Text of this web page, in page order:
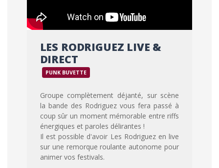
LES RODRIGUEZ LIVE &
DIRECT
PUNK BUVETTE
Groupe complètement déjanté, sur scène
la bande des Rodriguez vous fera passé à
coup sûr un moment mémorable entre riffs
énergiques et paroles délirantes !
Il est possible d'avoir Les Rodriguez en live
sur une remorque roulante autonome pour
animer vos festivals.